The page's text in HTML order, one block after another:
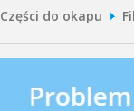
Części do okapu